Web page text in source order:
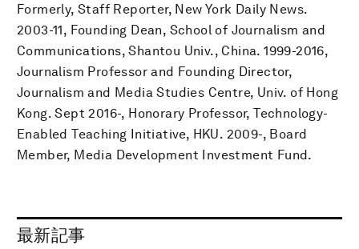
Formerly, Staff Reporter, New York Daily News.
2003-11, Founding Dean, School of Journalism and
Communications, Shantou Univ., China. 1999-2016,
Journalism Professor and Founding Director,
Journalism and Media Studies Centre, Univ. of Hong
Kong. Sept 2016-, Honorary Professor, Technology-
Enabled Teaching Initiative, HKU. 2009-, Board
Member, Media Development Investment Fund.
最新記事